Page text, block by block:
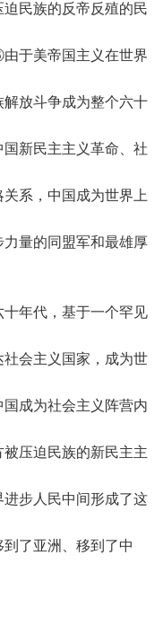
迫民族的反帝反殖的民
于美帝国主义在世界
解放斗争成为整个六十
新民主主义革命、社
系，中国成为世界上
量的同盟军和最雄厚
年代，基于一个罕见
会主义国家，成为世
成为社会主义阵营内
压迫民族的新民主主
步人民中间形成了这
到了亚洲、移到了中